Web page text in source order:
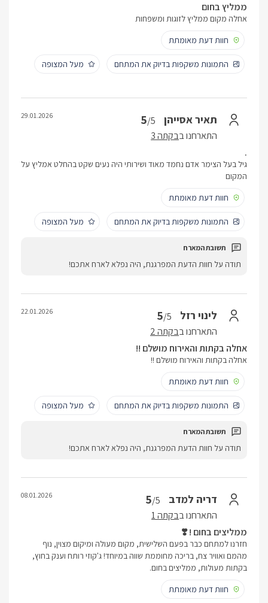
ממליץ בחום
אחלה מקום ממליץ לזוגות ומשפחות
חוות דעת מאומתת
התמונות משקפות בדיוק את המתחם מעל המצופה
תאיר אסייהן 5/5
התארחנו בבקתה 3
29.01.2026
.
גיל בעל הצימר אדם נחמד מאוד ושירותי היה נעים שקט בהחלט אמליץ על
המקום
חוות דעת מאומתת
התמונות משקפות בדיוק את המתחם מעל המצופה
תודה על חוות הדעת המפרגנת, היה נפלא לארח אתכם!
לינוי רזל 5/5
התארחנו בבקתה 2
22.01.2026
אחלה בקתות והאירוח מושלם !!
אחלה בקתות והאירוח מושלם !!
חוות דעת מאומתת
התמונות משקפות בדיוק את המתחם מעל המצופה
תודה על חוות הדעת המפרגנת, היה נפלא לארח אתכם!
דריה למדב 5/5
התארחנו בבקתה 1
08.01.2026
ממליצים בחום ! ❣️
חזרנו למתחם כבר בפעם השלישית, מקום מעולה ומיקום מצוין, נוף
מהמם ואוויר צח, בריכה מחוממת שווה במיוחד! ג'קוזי רותח וענק בחוץ,
בקתות מעולות, ממליצים בחום.
חוות דעת מאומתת